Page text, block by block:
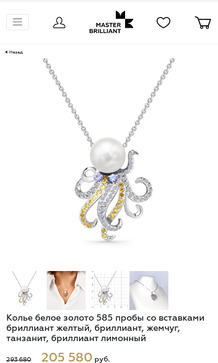
Назад
Колье белое золото 585 пробы со вставками
бриллиант желтый, бриллиант, жемчуг,
танзанит, бриллиант лимонный
293 680 205 580 руб.